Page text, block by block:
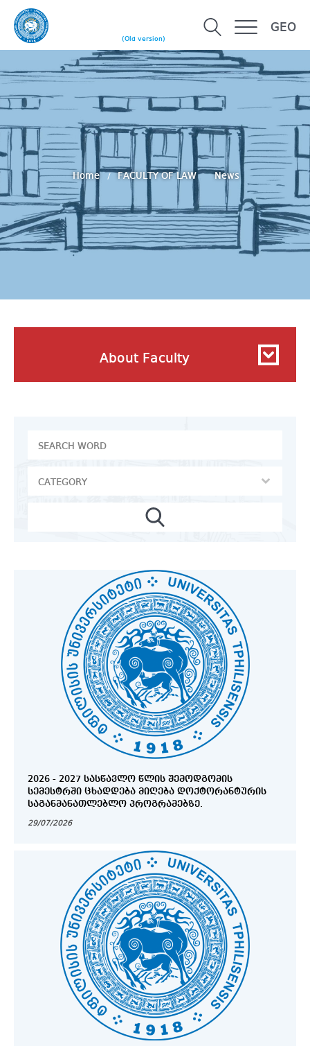
(Old version)
GEO
Home FACULTY OF LAW News
About Faculty
2026 - 2027 ᲡᲐᲡᲬᲐᲕᲚᲝ ᲬᲚᲘᲡ ᲨᲔᲛᲝᲓᲒᲝᲛᲘᲡ
ᲡᲔᲛᲔᲡᲢᲠᲨᲘ ᲪᲮᲐᲓᲓᲔᲑᲐ ᲛᲘᲦᲔᲑᲐ ᲓᲝᲥᲢᲝᲠᲐᲜᲢᲣᲠᲘᲡ
ᲡᲐᲒᲐᲜᲛᲐᲜᲐᲗᲚᲔᲑᲚᲝ ᲞᲠᲝᲒᲠᲐᲛᲔᲑᲖᲔ.
29/07/2026